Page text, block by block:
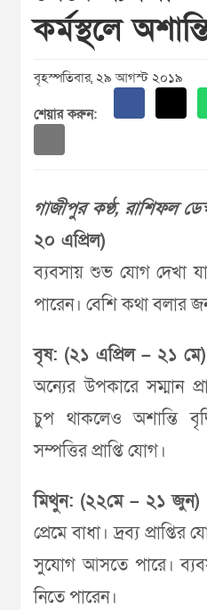
কর্মস্থলে
বৃহস্পতিবার, ২৯ আগস্ট ২০১৯
শেয়ার করুন:
গাজীপুর কণ্ঠ, রাশিফল
২০ এপ্রিল)
ব্যবসায় শুভ যোগ দেখা
পারেন। বেশি কথা বলার
বৃষ: (২১ এপ্রিল – ২১ মে)
অন্যের উপকারে সম্মান
চুপ থাকলেও অশান্তি
সম্পত্তির প্রাপ্তি যোগ।
মিথুন: (২২মে – ২১ জুন)
প্রেমে বাধা। দ্রব্য
সুযোগ আসতে পারে।
নিতে পারেন।